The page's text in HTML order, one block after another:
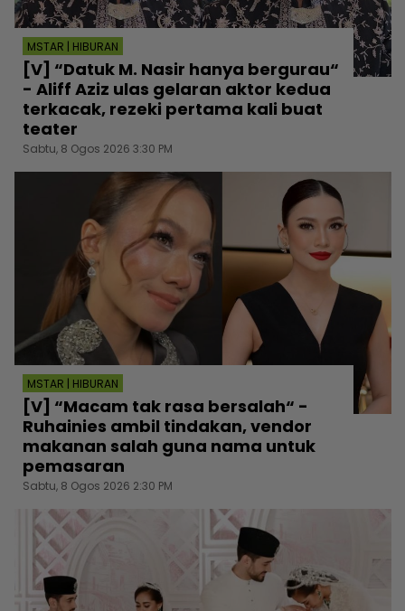
MSTAR | HIBURAN
[V] “Datuk M. Nasir hanya bergurau“
- Aliff Aziz ulas gelaran aktor kedua
terkacak, rezeki pertama kali buat
teater
Sabtu, 8 Ogos 2026 3:30 PM
MSTAR | HIBURAN
[V] “Macam tak rasa bersalah“ -
Ruhainies ambil tindakan, vendor
makanan salah guna nama untuk
pemasaran
Sabtu, 8 Ogos 2026 2:30 PM